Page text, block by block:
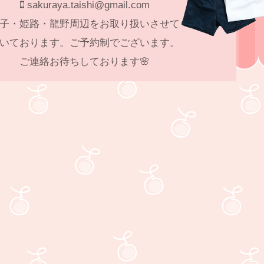
sakuraya.taishi@gmail.com
・姫路・龍野周辺をお取り扱いさせて
ております。ご予約制でございます。
ご連絡お待ちしております🌸